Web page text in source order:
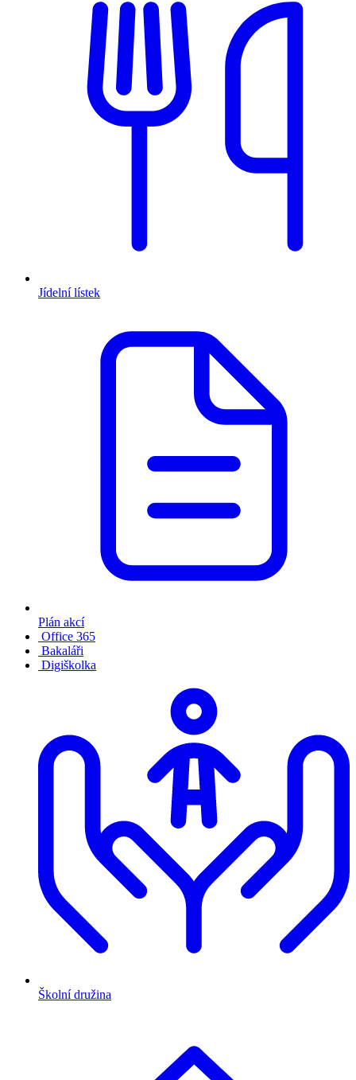
Jídelní lístek
Plán akcí
Office 365
Bakaláři
Digiškolka
Školní družina